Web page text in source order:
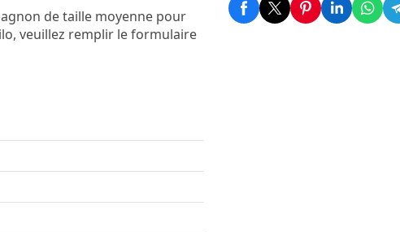
de taille moyenne pour
veuillez remplir le formulaire